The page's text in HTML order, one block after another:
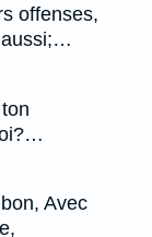
offenses,
aussi;…
Avec